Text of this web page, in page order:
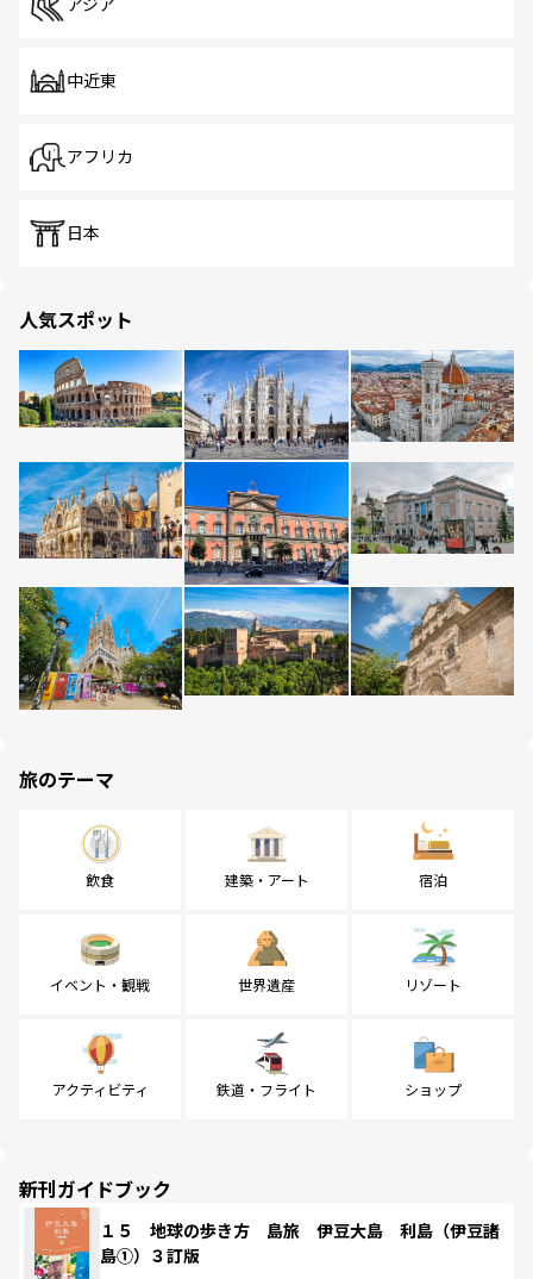
アジア
中近東
アフリカ
日本
人気スポット
旅のテーマ
飲食 建築・アート 宿泊
イベント・観戦 世界遺産 リゾート
アクティビティ 鉄道・フライト ショップ
新刊ガイドブック
１５ 地球の歩き方 島旅 伊豆大島 利島（伊豆諸
島①）３訂版